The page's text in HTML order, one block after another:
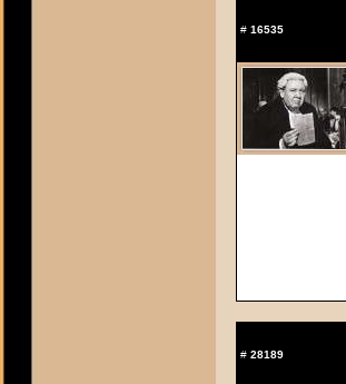
# 16535
# 28189